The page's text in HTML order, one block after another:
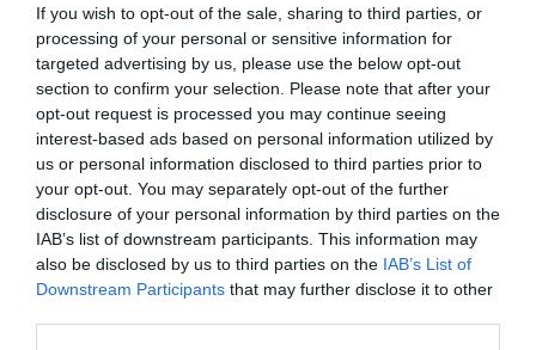
If you wish to opt-out of the sale, sharing to third parties, or
processing of your personal or sensitive information for
targeted advertising by us, please use the below opt-out
section to confirm your selection. Please note that after your
opt-out request is processed you may continue seeing
interest-based ads based on personal information utilized by
us or personal information disclosed to third parties prior to
your opt-out. You may separately opt-out of the further
disclosure of your personal information by third parties on the
IAB’s list of downstream participants. This information may
also be disclosed by us to third parties on the IAB’s List of
Downstream Participants that may further disclose it to other